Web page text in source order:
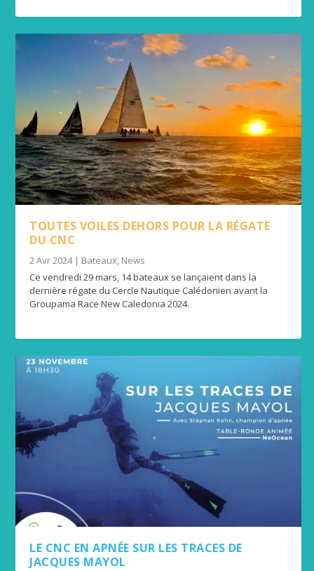
TOUTES VOILES DEHORS POUR LA RÉGATE
DU CNC
2 Avr 2024| Bateaux, News
Ce vendredi 29 mars, 14 bateaux se lançaient dans la
dernière régate du Cercle Nautique Calédonien avant la
Groupama Race New Caledonia 2024.
LE CNC EN APNÉE SUR LES TRACES DE
JACQUES MAYOL